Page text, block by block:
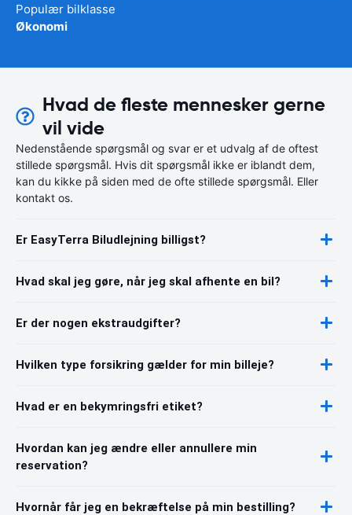
Populær bilklasse
Økonomi
Hvad de fleste mennesker gerne
vil vide
Nedenstående spørgsmål og svar er et udvalg af de oftest
stillede spørgsmål. Hvis dit spørgsmål ikke er iblandt dem,
kan du kikke på siden med de ofte stillede spørgsmål. Eller
kontakt os.
Er EasyTerra Biludlejning billigst?
Hvad skal jeg gøre, når jeg skal afhente en bil?
Er der nogen ekstraudgifter?
Hvilken type forsikring gælder for min billeje?
Hvad er en bekymringsfri etiket?
Hvordan kan jeg ændre eller annullere min
reservation?
Hvornår får jeg en bekræftelse på min bestilling?